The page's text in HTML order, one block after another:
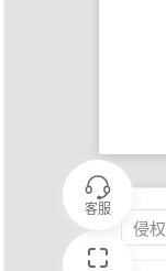
客服
侵